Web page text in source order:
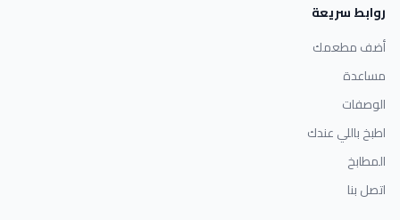
روابط سريعة
أضف مطعمك
مساعدة
الوصفات
اطبخ باللي عندك
المطابخ
اتصل بنا